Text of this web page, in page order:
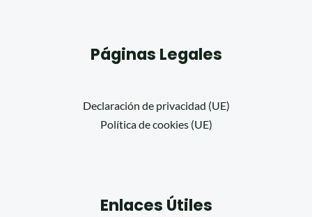
Páginas Legales
Declaración de privacidad (UE)
Política de cookies (UE)
Enlaces Útiles